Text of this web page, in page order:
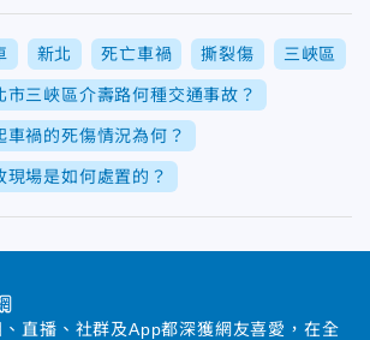
新北 死亡車禍 撕裂傷 三峽區
市三峽區介壽路何種交通事故？
車禍的死傷情況為何？
現場是如何處置的？
直播、社群及App都深獲網友喜愛，在全